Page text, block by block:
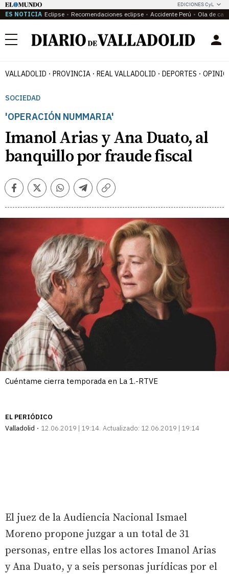
EDICIONES CyL
ES NOTICIA Eclipse Recomendaciones eclipse Accidente Perú Ola de
Menú
VALLADOLID PROVINCIA REAL VALLADOLID DEPORTES
SOCIEDAD
'OPERACIÓN NUMMARIA'
Imanol Arias y Ana Duato, al
banquillo por fraude fiscal
FacebookTwitterWhatsappTelegramCopiar
Cuéntame cierra temporada en La 1.-RTVE
EL PERIÓDICO
Valladolid
12.06.2019 | 19:14 Actualizado: 12.06.2019 | 19:14
El juez de la Audiencia Nacional Ismael
Moreno propone juzgar a un total de 31
personas, entre ellas los actores Imanol Arias
y Ana Duato, y a seis personas jurídicas por el